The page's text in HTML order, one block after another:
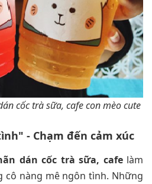
cốc trà sữa, cafe con mèo cute
- Chạm đến cảm xúc
dán cốc trà sữa, cafelàm
cô nàng mê ngôn tình. Những